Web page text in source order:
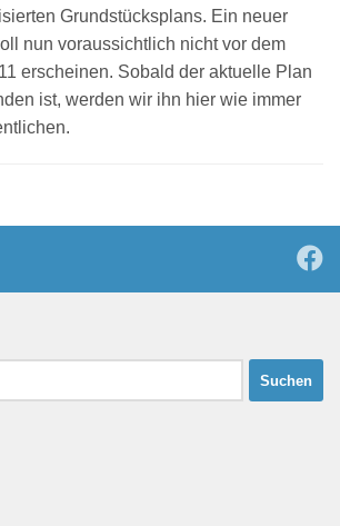
Grundstücksplans. Ein neuer
nun voraussichtlich nicht vor dem
erscheinen. Sobald der aktuelle Plan
ist, werden wir ihn hier wie immer